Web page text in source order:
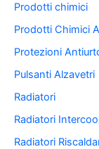
Prodotti chimici
Prodotti Chimici
Protezioni
Pulsanti Alzavetri
Radiatori
Radiatori
Radiatori